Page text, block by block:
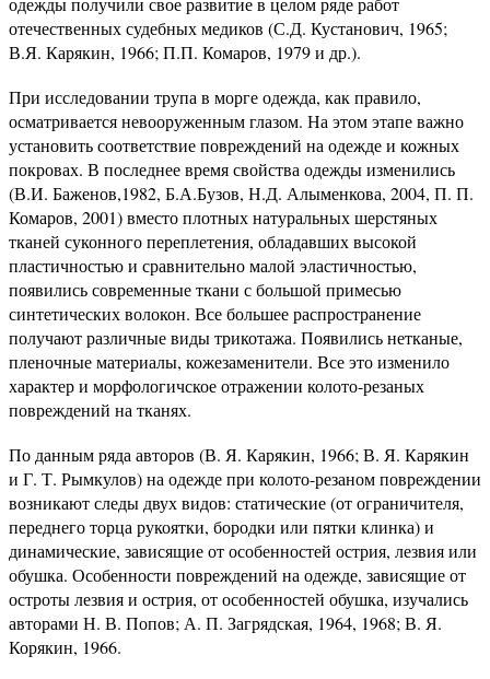
отечественных судебных медиков (С.Д. Кустанович, 1965;
В.Я. Карякин, 1966; П.П. Комаров, 1979 и др.).
При исследовании трупа в морге одежда, как правило,
осматривается невооруженным глазом. На этом этапе важно
установить соответствие повреждений на одежде и кожных
покровах. В последнее время свойства одежды изменились
(В.И. Баженов,1982, Б.А.Бузов, Н.Д. Алыменкова, 2004, П. П.
Комаров, 2001) вместо плотных натуральных шерстяных
тканей суконного переплетения, обладавших высокой
пластичностью и сравнительно малой эластичностью,
появились современные ткани с большой примесью
синтетических волокон. Все большее распространение
получают различные виды трикотажа. Появились нетканые,
пленочные материалы, кожезаменители. Все это изменило
характер и морфологичское отражении колото-резаных
повреждений на тканях.
По данным ряда авторов (В. Я. Карякин, 1966; В. Я. Карякин
и Г. Т. Рымкулов) на одежде при колото-резаном повреждении
возникают следы двух видов: статические (от ограничителя,
переднего торца рукоятки, бородки или пятки клинка) и
динамические, зависящие от особенностей острия, лезвия или
обушка. Особенности повреждений на одежде, зависящие от
остроты лезвия и острия, от особенностей обушка, изучались
авторами Н. В. Попов; А. П. Загрядская, 1964, 1968; В. Я.
Корякин, 1966.